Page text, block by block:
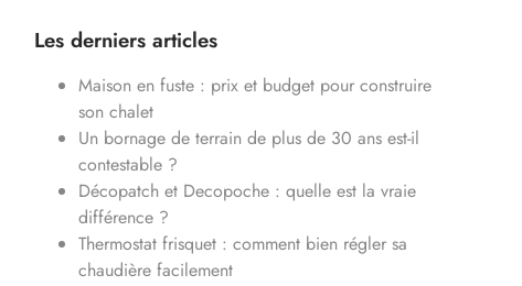
Les derniers articles
Maison en fuste : prix et budget pour construire
son chalet
Un bornage de terrain de plus de 30 ans est-il
contestable ?
Décopatch et Decopoche : quelle est la vraie
différence ?
Thermostat frisquet : comment bien régler sa
chaudière facilement